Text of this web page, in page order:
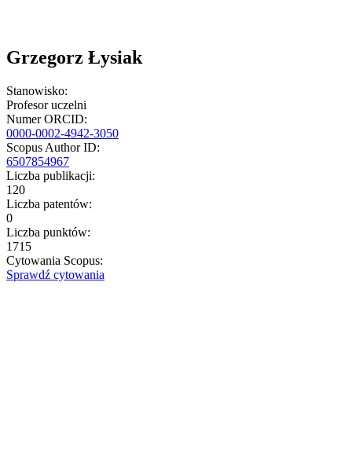
Grzegorz Łysiak
Stanowisko:
Profesor uczelni
Numer ORCID:
0000-0002-4942-3050
Scopus Author ID:
6507854967
Liczba publikacji:
120
Liczba patentów:
0
Liczba punktów:
1715
Cytowania Scopus:
Sprawdź cytowania